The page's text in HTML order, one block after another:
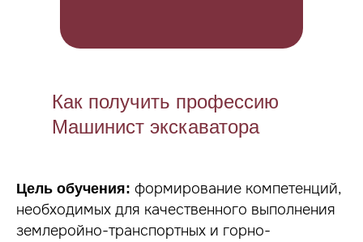
Как получить профессию
Машинист экскаватора
Цель обучения: формирование компетенций,
необходимых для качественного выполнения
землеройно-транспортных и горно-